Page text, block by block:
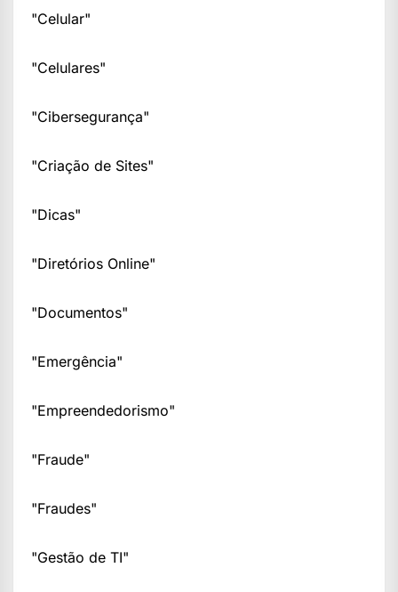
"Celular"
"Celulares"
"Cibersegurança"
"Criação de Sites"
"Dicas"
"Diretórios Online"
"Documentos"
"Emergência"
"Empreendedorismo"
"Fraude"
"Fraudes"
"Gestão de TI"